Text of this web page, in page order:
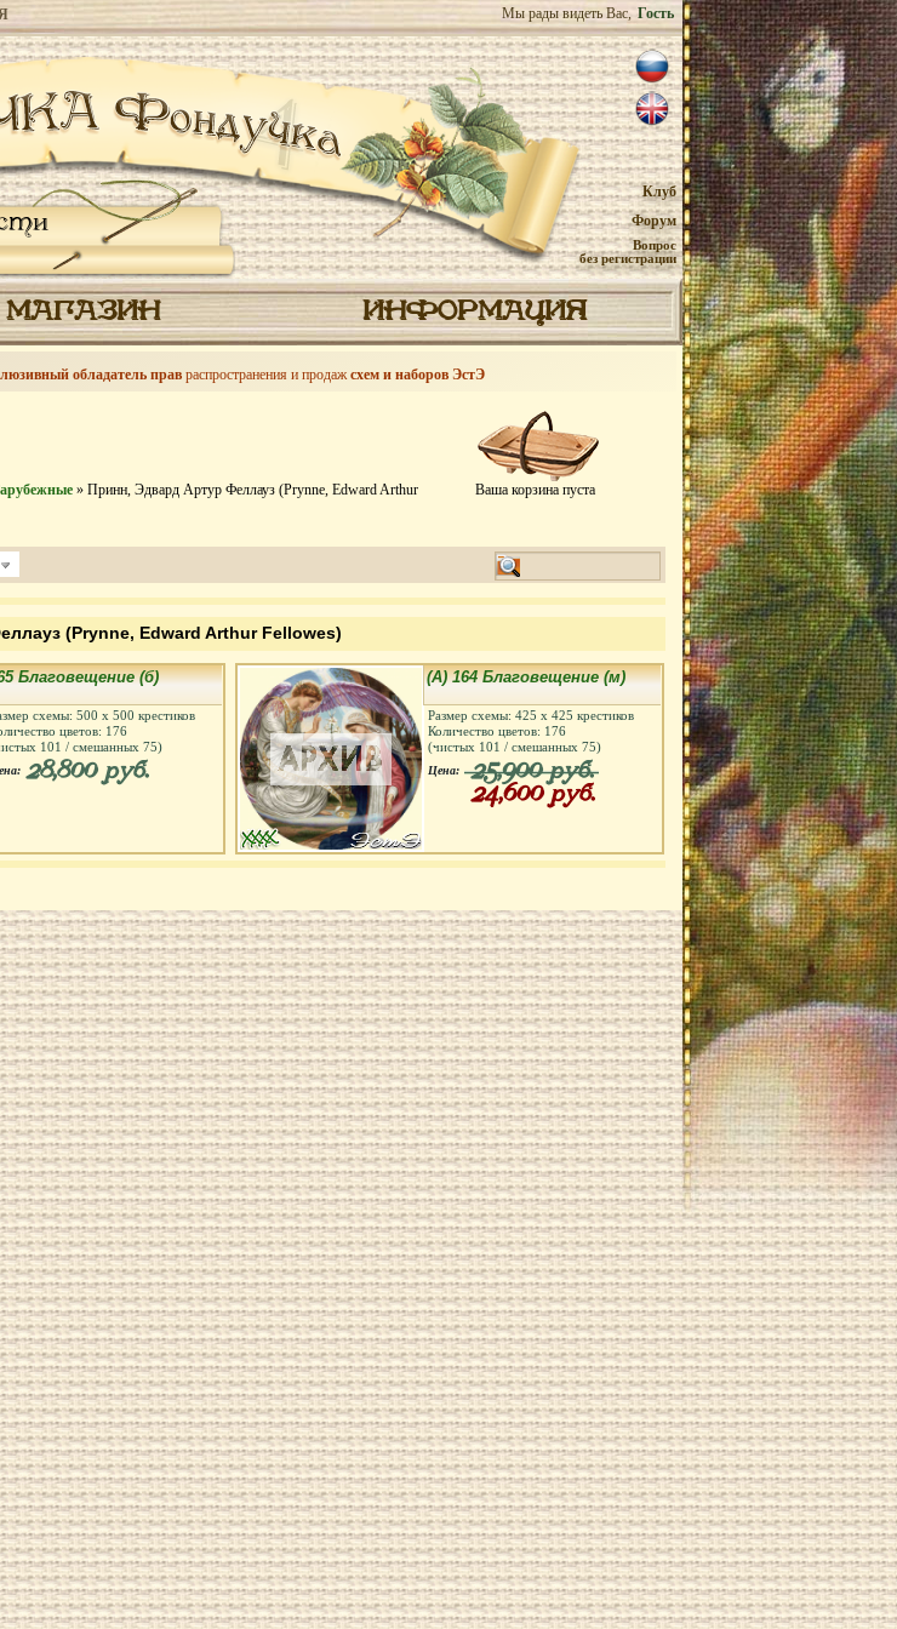
Мы рады видеть Вас, Гость
Клуб
Форум
Вопрос
без регистрации
МАГАЗИН ИНФОРМАЦИЯ
обладатель прав распространения и продажсхем и наборов ЭстЭ
Ваша корзина пуста
» Принн, Эдвард Артур Феллауз (Prynne, Edward Arthur
(Prynne, Edward Arthur Fellowes)
Благовещение (б)
схемы: 500 х 500 крестиков
цветов: 176
101 / смешанных 75)
28,800 руб.
(А) 164 Благовещение (м)
Размер схемы: 425 х 425 крестиков
Количество цветов: 176
(чистых 101 / смешанных 75)
Цена: 25,900 руб.
24,600 руб.